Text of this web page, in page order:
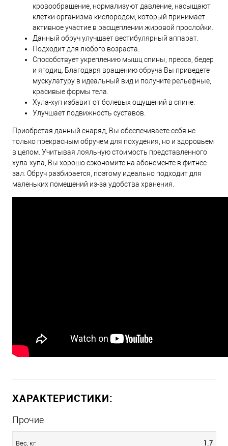
кровообращение, нормализуют давление, насыщают
клетки организма кислородом, который принимает
активное участие в расщеплении жировой прослойки.
Данный обруч улучшает вестибулярный аппарат.
Подходит для любого возраста.
Способствует укреплению мышц спины, пресса, бедер
и ягодиц. Благодаря вращению обруча Вы приведете
мускулатуру в идеальный вид и получите рельефные,
красивые формы тела.
Хула-хуп избавит от болевых ощущений в спине.
Улучшает подвижность суставов.
Приобретая данный снаряд, Вы обеспечиваете себя не
только прекрасным обручем для похудения, но и здоровьем
в целом. Учитывая лояльную стоимость представленного
хула-хупа, Вы хорошо сэкономите на абонементе в фитнес-
зал. Обруч разбирается, поэтому идеально подходит для
маленьких помещений из-за удобства хранения.
ХАРАКТЕРИСТИКИ:
Прочие
Вес, кг 1.7